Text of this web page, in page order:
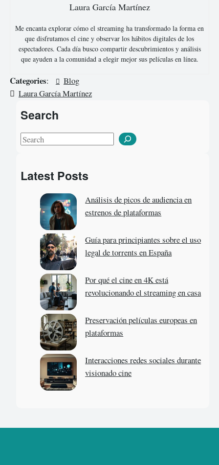
Laura García Martínez
Me encanta explorar cómo el streaming ha transformado la forma en
que disfrutamos el cine y observar los hábitos digitales de los
espectadores. Cada día busco compartir descubrimientos y análisis
que ayuden a la comunidad a elegir mejor sus películas en línea.
Categories:
Blog
Laura García Martínez
Search
S
r
Latest Posts
Análisis de picos de audiencia en
estrenos de plataformas
Guía para principiantes sobre el uso
legal de torrents en España
Por qué el cine en 4K está
revolucionando el streaming en casa
Preservación películas europeas en
plataformas
Interacciones redes sociales durante
visionado cine